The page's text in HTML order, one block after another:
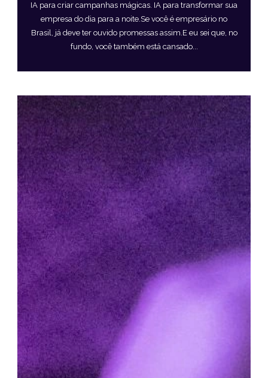
IA para criar campanhas mágicas. IA para transformar sua
empresa do dia para a noite.Se você é empresário no
Brasil, já deve ter ouvido promessas assim.E eu sei que, no
fundo, você também está cansado...